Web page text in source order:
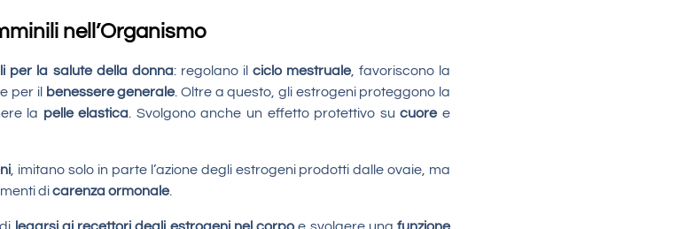
nell’Organismo
per la salute della donna: regolano il ciclo mestruale, favoriscono la
per il benessere generale. Oltre a questo, gli estrogeni proteggono la
la pelle elastica . Svolgono anche un effetto protettivo sucuoree
, imitano solo in parte l’azione degli estrogeni prodotti dalle ovaie, ma
dicarenza ormonale.
legarsi ai recettori degli estrogeni nel corpo e svolgere unafunzione